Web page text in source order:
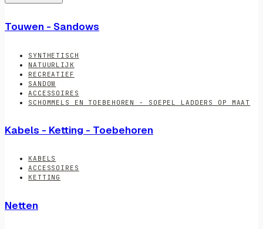
Touwen - Sandows
SYNTHETISCH
NATUURLIJK
RECREATIEF
SANDOW
ACCESSOIRES
SCHOMMELS EN TOEBEHOREN - SOEPEL LADDERS OP MAAT
Kabels - Ketting - Toebehoren
KABELS
ACCESSOIRES
KETTING
Netten